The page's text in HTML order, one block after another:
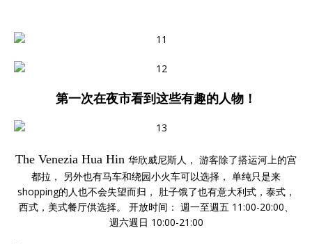
第一次在夜市看到这些有趣的人物！
The Venezia Hua Hin 华欣威尼斯人， 游客除了搭运河上的宫
都拉， 另外也有马车和绕园小火车可以选择， 单纯只是来
shopping的人也不会失望而归， 肚子饿了也有意大利式，泰式，
西式，美式餐厅供选择。 开放时间： 週一至週五 11:00-20:00、
週六週日 10:00-21:00